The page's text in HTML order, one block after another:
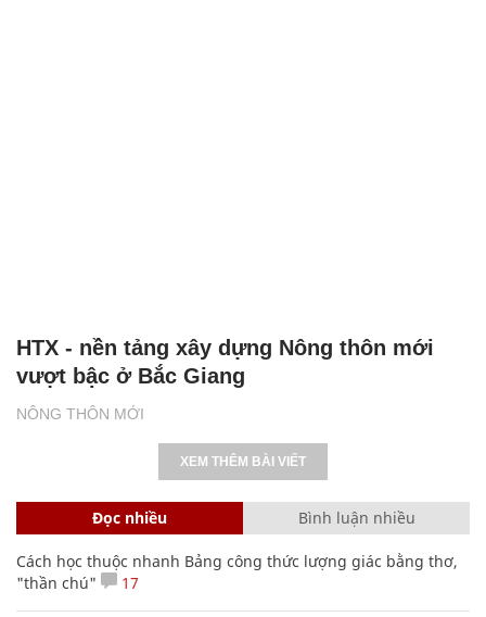
NÔNG THÔN MỚI
HTX - nền tảng xây dựng Nông thôn mới
vượt bậc ở Bắc Giang
XEM THÊM BÀI VIẾT
Đọc nhiều Bình luận nhiều
Cách học thuộc nhanh Bảng công thức lượng giác bằng thơ,
"thần chú"
17